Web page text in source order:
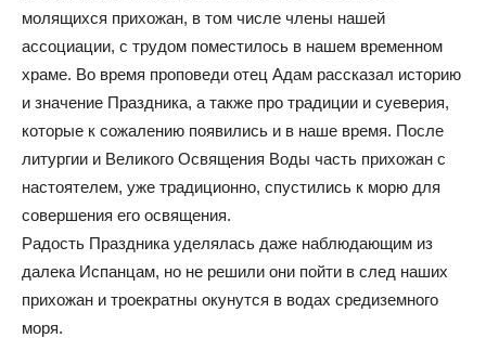
молящихся прихожан, в том числе члены нашей
ассоциации, с трудом поместилось в нашем временном
храме. Во время проповеди отец Адам рассказал историю
и значение Праздника, а также про традиции и суеверия,
которые к сожалению появились и в наше время. После
литургии и Великого Освящения Воды часть прихожан с
настоятелем, уже традиционно, спустились к морю для
совершения его освящения.
Радость Праздника уделялась даже наблюдающим из
далека Испанцам, но не решили они пойти в след наших
прихожан и троекратны окунутся в водах средиземного
моря.